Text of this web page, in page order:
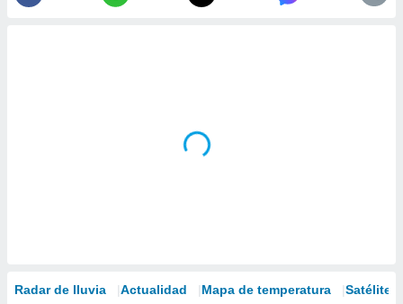
Radar de lluvia Actualidad Mapa de temperatura Satélites